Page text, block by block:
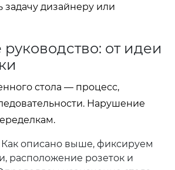
дизайнеру или
от идеи
стола — процесс,
Нарушение
описано выше, фиксируем
расположение розеток и